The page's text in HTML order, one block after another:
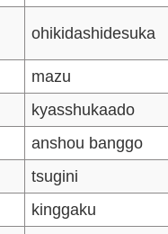
ohikidashidesuka
mazu
kyasshukaado
anshou banggo
tsugini
kinggaku